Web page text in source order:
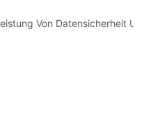
Von Datensicherheit